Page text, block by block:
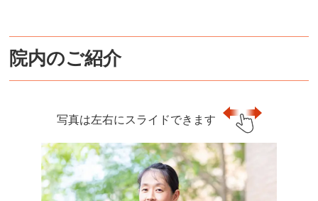
院内のご紹介
写真は左右にスライドできます